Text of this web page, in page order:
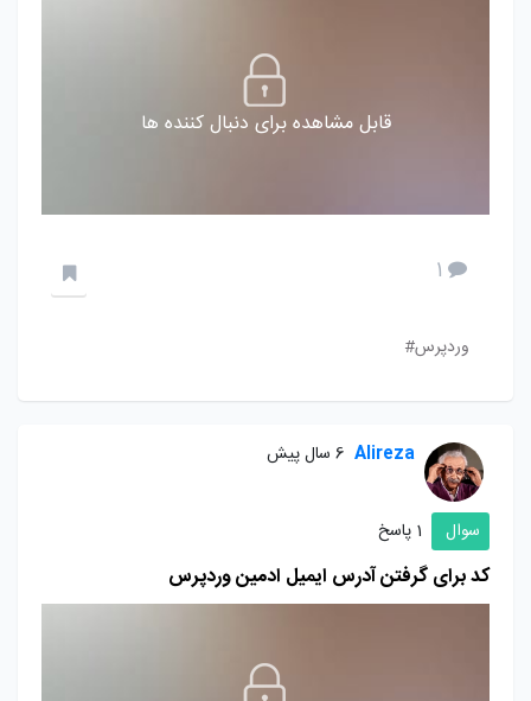
قابل مشاهده برای دنبال کننده ها
1
وردپرس#
Alireza 6 سال پیش
سوال 1 پاسخ
کد برای گرفتن آدرس ایمیل ادمین وردپرس